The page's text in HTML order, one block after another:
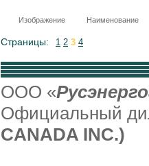
Изображение Наименование
Страницы: 1 2 3 4
ООО «
Официальный
CANADA INC.)